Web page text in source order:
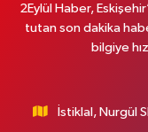
2Eylül Haber,
tutan son dakika
bilgiye
İstiklal, Nurgül